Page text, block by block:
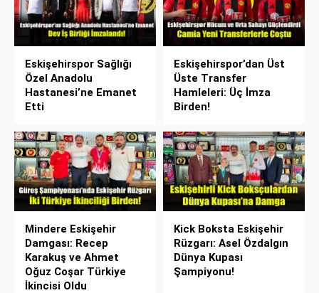
Eskişehirspor Sağlığı
Özel Anadolu
Hastanesi’ne Emanet
Etti
Eskişehirspor’dan Üst
Üste Transfer
Hamleleri: Üç İmza
Birden!
Mindere Eskişehir
Damgası: Recep
Karakuş ve Ahmet
Oğuz Coşar Türkiye
İkincisi Oldu
Kick Boksta Eskişehir
Rüzgarı: Asel Özdalgın
Dünya Kupası
Şampiyonu!